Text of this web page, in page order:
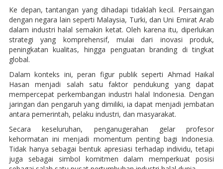
Ke depan, tantangan yang dihadapi tidaklah kecil. Persaingan
dengan negara lain seperti Malaysia, Turki, dan Uni Emirat Arab
dalam industri halal semakin ketat. Oleh karena itu, diperlukan
strategi yang komprehensif, mulai dari inovasi produk,
peningkatan kualitas, hingga penguatan branding di tingkat
global.
Dalam konteks ini, peran figur publik seperti Ahmad Haikal
Hasan menjadi salah satu faktor pendukung yang dapat
mempercepat perkembangan industri halal Indonesia. Dengan
jaringan dan pengaruh yang dimiliki, ia dapat menjadi jembatan
antara pemerintah, pelaku industri, dan masyarakat.
Secara keseluruhan, penganugerahan gelar profesor
kehormatan ini menjadi momentum penting bagi Indonesia.
Tidak hanya sebagai bentuk apresiasi terhadap individu, tetapi
juga sebagai simbol komitmen dalam memperkuat posisi